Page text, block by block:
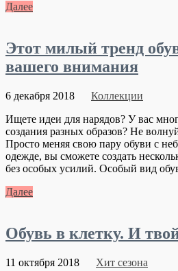
Далее
Этот милый тренд
вашего внимания
6 декабря 2018
Коллекции
Ищете идеи для нарядов? У вас
создания разных образов? Не
Просто меняя свою пару обуви с
одежде, вы сможете создать
без особых усилий. Особый вид
Далее
Обувь в клетку. И
11 октября 2018
Хит сезона